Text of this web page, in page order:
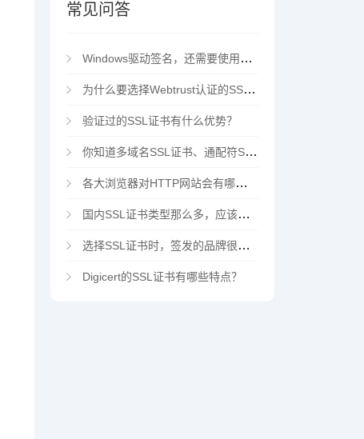
常见问答
Windows驱动签名，还需要使用EV代码签名证书吗？
为什么要选择Webtrust认证的SSL证书？
验证过的SSL证书有什么优势？
你知道多域名SSL证书、通配符SSL证书、多域名通配符SSL证书吗？
各大浏览器对HTTP网站会有哪些“不安全”警告
国内SSL证书类型那么多，应该选择哪家CA机构？
选择SSL证书时，签发的品牌很重要吗？
Digicert的SSL证书有哪些特点？